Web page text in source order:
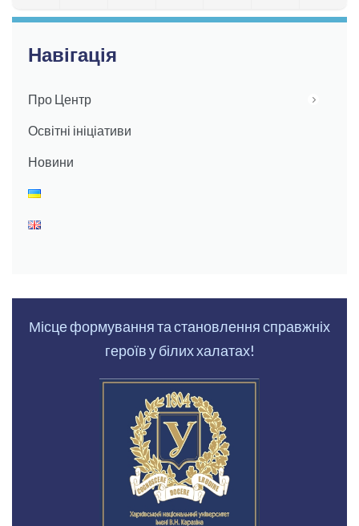
Навігація
Про Центр
Освітні ініціативи
Новини
Місце формування та становлення справжніх
героїв у білих халатах!